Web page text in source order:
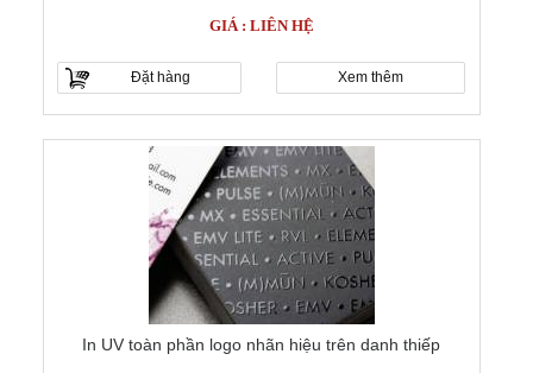
GIÁ : LIÊN HỆ
Đặt hàng Xem thêm
In UV toàn phần logo nhãn hiệu trên danh thiếp